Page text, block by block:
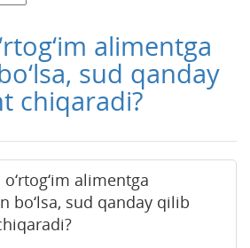
alimentga
sud qanday
chiqaradi?
alimentga
bo‘lsa, sud qanday qilib